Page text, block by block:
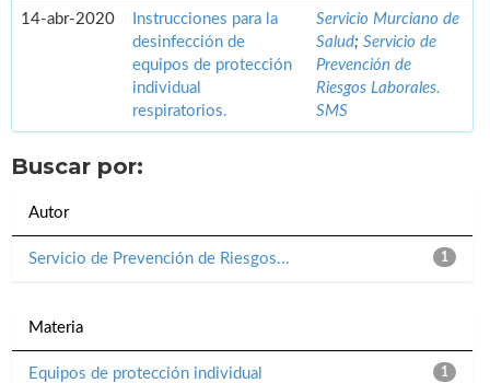
14-abr-2020
Instrucciones para la
desinfección de
equipos de protección
individual
respiratorios.
Servicio Murciano de
Salud; Servicio de
Prevención de
Riesgos Laborales.
SMS
Buscar por:
Autor
1
Servicio de Prevención de Riesgos...
Materia
1
Equipos de protección individual